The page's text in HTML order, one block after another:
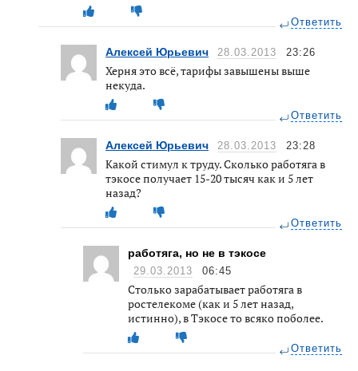
Ответить
Алексей Юрьевич 28.03.2013 23:26
Херня это всё, тарифы завышены выше
некуда.
Ответить
Алексей Юрьевич 28.03.2013 23:28
Какой стимул к труду. Сколько работяга в
тэкосе получает 15-20 тысяч как и 5 лет
назад?
Ответить
работяга, но не в тэкосе
29.03.2013 06:45
Cтолько зарабатывает работяга в
ростелекоме (как и 5 лет назад,
истинно), в Тэкосе то всяко поболее.
Ответить